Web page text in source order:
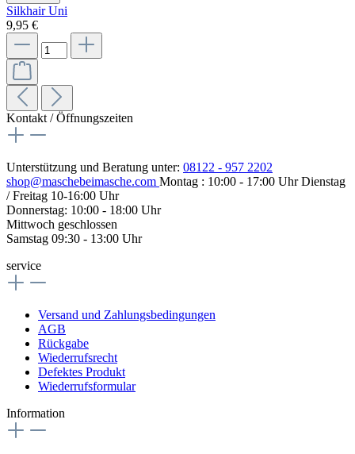
Silkhair Uni
9,95 €
Kontakt / Öffnungszeiten
Unterstützung und Beratung unter: 08122 - 957 2202
shop@maschebeimasche.com Montag : 10:00 - 17:00 Uhr Dienstag
/ Freitag 10-16:00 Uhr
Donnerstag: 10:00 - 18:00 Uhr
Mittwoch geschlossen
Samstag 09:30 - 13:00 Uhr
service
Versand und Zahlungsbedingungen
AGB
Rückgabe
Wiederrufsrecht
Defektes Produkt
Wiederrufsformular
Information